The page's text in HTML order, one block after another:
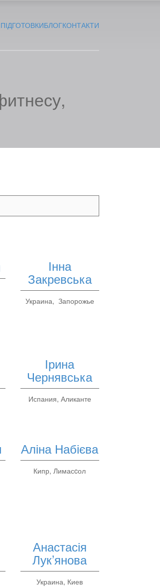
БЛОГКОНТАКТИ
Інна
Закревська
Украина, Запорожье
Ірина
Чернявська
Испания, Аликанте
Аліна Набієва
Кипр, Лимасcол
Анастасія
Лук’янова
Украина, Киев